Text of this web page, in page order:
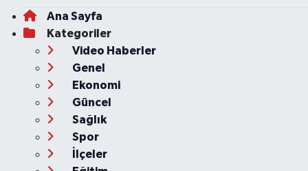
Ana Sayfa
Kategoriler
Video Haberler
Genel
Ekonomi
Güncel
Sağlık
Spor
İlçeler